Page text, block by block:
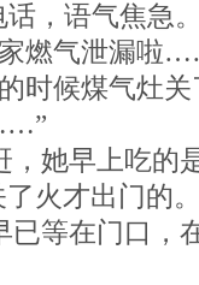
话，语气焦急
家燃气泄漏啦
时候煤气灶
，她早上吃的
火才出门的
已等在门口，